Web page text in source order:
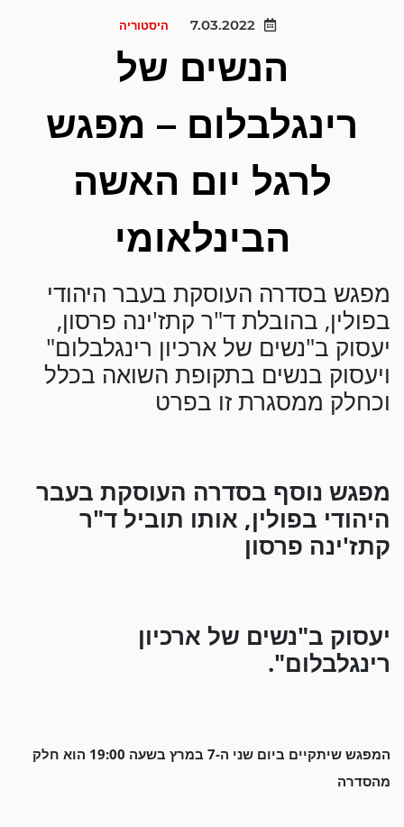
7.03.2022 היסטוריה
הנשים של
רינגלבלום – מפגש
לרגל יום האשה
הבינלאומי
מפגש בסדרה העוסקת בעבר היהודי
בפולין, בהובלת ד"ר קתז'ינה פרסון,
יעסוק ב"נשים של ארכיון רינגלבלום"
ויעסוק בנשים בתקופת השואה בכלל
וכחלק ממסגרת זו בפרט
מפגש נוסף בסדרה העוסקת בעבר
היהודי בפולין, אותו תוביל ד"ר
קתז'ינה פרסון
יעסוק ב"נשים של ארכיון
רינגלבלום".
המפגש שיתקיים ביום שני ה-7 במרץ בשעה 19:00 הוא חלק
מהסדרה